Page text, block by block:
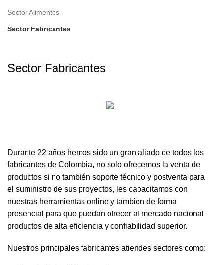
Sector Alimentos
Sector Fabricantes
Sector Fabricantes
Durante 22 años hemos sido un gran aliado de todos los
fabricantes de Colombia, no solo ofrecemos la venta de
productos si no también soporte técnico y postventa para
el suministro de sus proyectos, les capacitamos con
nuestras herramientas online y también de forma
presencial para que puedan ofrecer al mercado nacional
productos de alta eficiencia y confiabilidad superior.
Nuestros principales fabricantes atiendes sectores como: